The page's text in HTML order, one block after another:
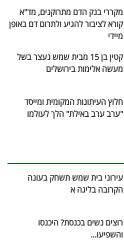
מקררי בנק הדם מתרוקנים, מד"א
קורא לציבור להגיע ולתרום דם באופן
מיידי
קטין בן 15 מבית שמש נעצר בשל
מעשה אלימות בירושלים
חלוץ העיתונות המקומית ומייסד
"ערב ערב באילת" הלך לעולמו
עירוני בית שמש תשחק בעונה
הקרובה בליגה א
רוצים נשים בכנסת? היכנסו
והשפיעו...